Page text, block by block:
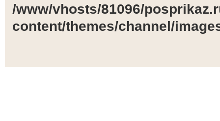
/www/vhosts/81096/
content/themes/channel/